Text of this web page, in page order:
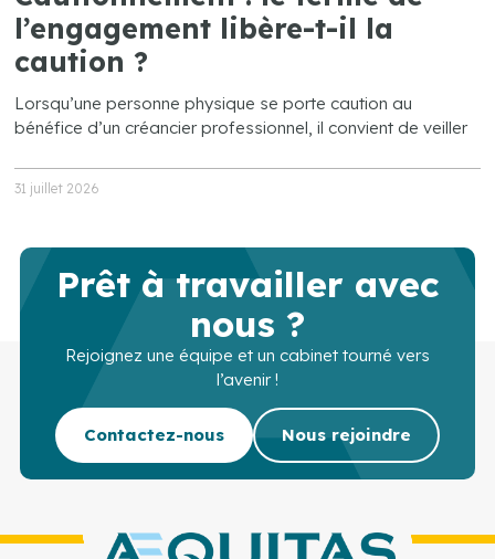
l’engagement libère-t-il la
caution ?
Lorsqu’une personne physique se porte caution au
bénéfice d’un créancier professionnel, il convient de veiller
31 juillet 2026
Prêt à travailler avec
nous ?
Rejoignez une équipe et un cabinet tourné vers
l’avenir !
Contactez-nous Nous rejoindre